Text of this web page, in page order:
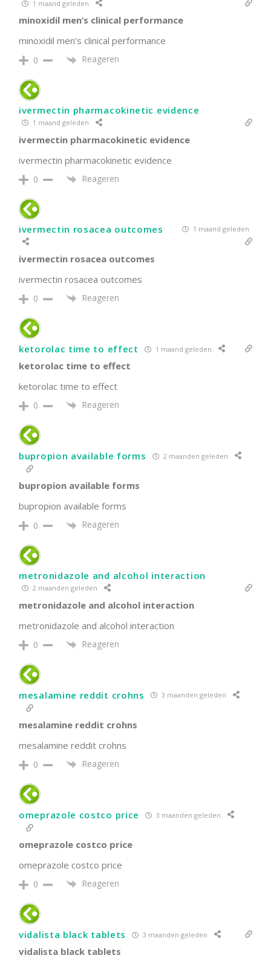
1 maand geleden
minoxidil men’s clinical performance
minoxidil men’s clinical performance
0 Reageren
ivermectin pharmacokinetic evidence
1 maand geleden
ivermectin pharmacokinetic evidence
ivermectin pharmacokinetic evidence
0 Reageren
ivermectin rosacea outcomes 1 maand geleden
ivermectin rosacea outcomes
ivermectin rosacea outcomes
0 Reageren
ketorolac time to effect 1 maand geleden
ketorolac time to effect
ketorolac time to effect
0 Reageren
bupropion available forms 2 maanden geleden
bupropion available forms
bupropion available forms
0 Reageren
metronidazole and alcohol interaction
2 maanden geleden
metronidazole and alcohol interaction
metronidazole and alcohol interaction
0 Reageren
mesalamine reddit crohns 3 maanden geleden
mesalamine reddit crohns
mesalamine reddit crohns
0 Reageren
omeprazole costco price 3 maanden geleden
omeprazole costco price
omeprazole costco price
0 Reageren
vidalista black tablets 3 maanden geleden
vidalista black tablets